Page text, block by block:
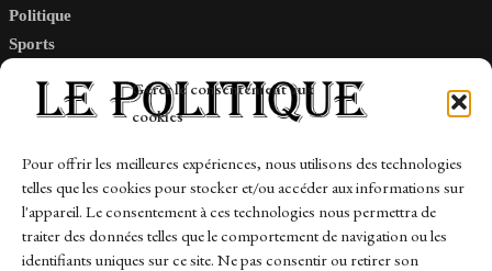
Gérer le consentement aux
cookies
Pour offrir les meilleures expériences, nous utilisons des technologies
telles que les cookies pour stocker et/ou accéder aux informations sur
l'appareil. Le consentement à ces technologies nous permettra de
traiter des données telles que le comportement de navigation ou les
identifiants uniques sur ce site. Ne pas consentir ou retirer son
Politique
Sports
Links
Contact